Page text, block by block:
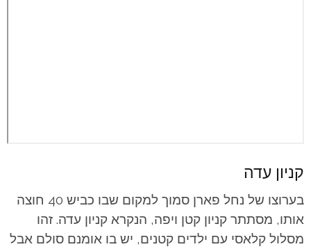
קניון עדה
בערוצו של נחל פארן סמוך למקום שבו כביש 40 חוצה
אותו, מסתתר קניון קטן ויפה, הנקרא קניון עדה. זהו
מסלול קלאסי עם ילדים קטנים, יש בו אומנם סולם אבל